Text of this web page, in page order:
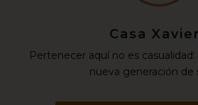
Casa
Pertenecer aquí no es
nueva generación de